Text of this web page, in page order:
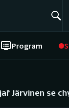
Program
Järvinen se